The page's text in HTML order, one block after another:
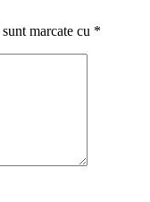
marcate cu *